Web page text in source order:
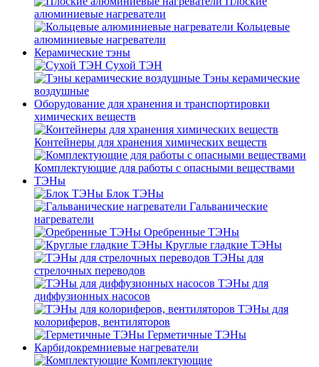
алюминиевые нагреватели
Кольцевые
алюминиевые нагреватели
Керамические тэны
Сухой ТЭН
Тэны керамические
воздушные
Оборудование для хранения и транспортировки
химических веществ
Контейнеры для хранения химических веществ
Комплектующие для работы с опасными веществами
ТЭНы
Блок ТЭНы
Гальванические
нагреватели
Оребренные ТЭНы
Круглые гладкие ТЭНы
ТЭНы для
стрелочных переводов
ТЭНы для
диффузионных насосов
ТЭНы для
колориферов, вентиляторов
Герметичные ТЭНы
Карбидокремниевые нагреватели
Комплектующие